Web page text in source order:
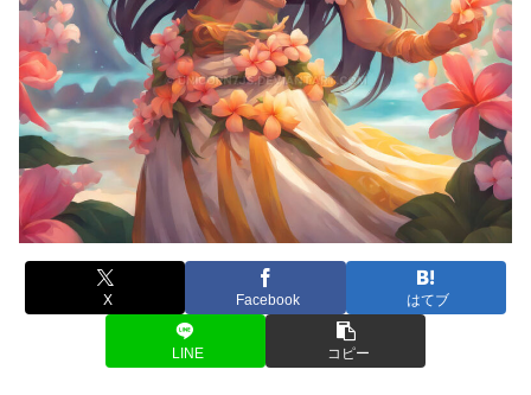
X Facebook はてブ
LINE コピー